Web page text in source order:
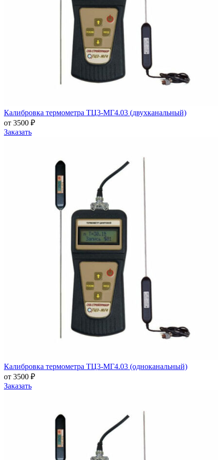
Калибровка термометра ТЦ3-МГ4.03 (двухканальный)
от 3500 ₽
Заказать
Калибровка термометра ТЦ3-МГ4.03 (одноканальный)
от 3500 ₽
Заказать